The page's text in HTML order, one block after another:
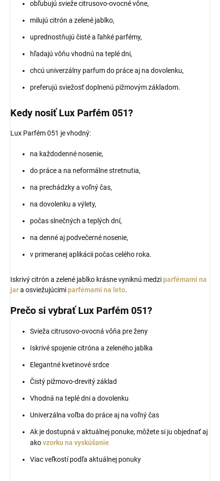
obľubujú svieže citrusovo-ovocné vône,
milujú citrón a zelené jablko,
uprednostňujú čisté a ľahké parfémy,
hľadajú vôňu vhodnú na teplé dni,
chcú univerzálny parfum do práce aj na dovolenku,
preferujú sviežosť doplnenú pižmovým základom.
Kedy nosiť Lux Parfém 051?
Lux Parfém 051 je vhodný:
na každodenné nosenie,
do práce a na neformálne stretnutia,
na prechádzky a voľný čas,
na dovolenku a výlety,
počas slnečných a teplých dní,
na denné aj podvečerné nosenie,
v primeranej aplikácii počas celého roka.
Iskrivý citrón a zelené jablko krásne vyniknú medziparfémami na
jara osviežujúcimiparfémami na leto.
Prečo si vybrať Lux Parfém 051?
Svieža citrusovo-ovocná vôňa pre ženy
Iskrivé spojenie citróna a zeleného jablka
Elegantné kvetinové srdce
Čistý pižmovo-drevitý základ
Vhodná na teplé dni a dovolenku
Univerzálna voľba do práce aj na voľný čas
Ak je dostupná v aktuálnej ponuke, môžete si ju objednať aj
akovzorku na vyskúšanie
Viac veľkostí podľa aktuálnej ponuky